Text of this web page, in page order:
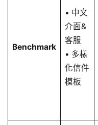
Benchmark
• 中文
介面&
客服
• 多樣
化信件
模板